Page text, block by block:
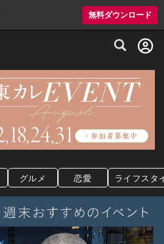
無料ダウンロード
グルメ情報・プレミアムレストラン予約
グルメ 恋愛 ライフスタ